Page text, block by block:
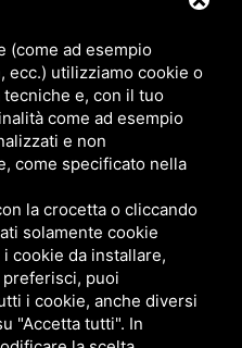
(come ad esempio
ecc.) utilizziamo cookie o
e, con il tuo
come ad esempio
e non
come specificato nella
la crocetta o cliccando
solamente cookie
cookie da installare,
preferisci, puoi
i cookie, anche diversi
"Accetta tutti". In